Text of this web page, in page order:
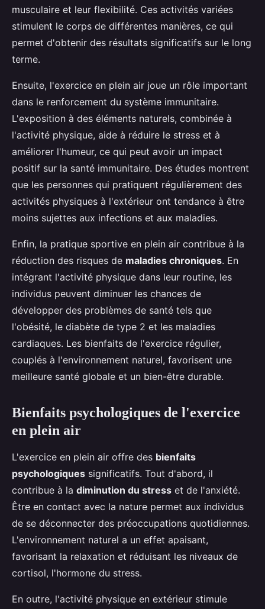
musculaire et leur flexibilité. Ces activités variées
stimulent le corps de différentes manières, ce qui
permet d'obtenir des résultats significatifs sur le long
terme.
Ensuite, l'exercice en plein air joue un rôle important
dans le renforcement du système immunitaire.
L'exposition à des éléments naturels, combinée à
l'activité physique, aide à réduire le stress et à
améliorer l'humeur, ce qui peut avoir un impact
positif sur la santé immunitaire. Des études montrent
que les personnes qui pratiquent régulièrement des
activités physiques à l'extérieur ont tendance à être
moins sujettes aux infections et aux maladies.
Enfin, la pratique sportive en plein air contribue à la
réduction des risques de maladies chroniques. En
intégrant l'activité physique dans leur routine, les
individus peuvent diminuer les chances de
développer des problèmes de santé tels que
l'obésité, le diabète de type 2 et les maladies
cardiaques. Les bienfaits de l'exercice régulier,
couplés à l'environnement naturel, favorisent une
meilleure santé globale et un bien-être durable.
Bienfaits psychologiques de l'exercice
en plein air
L'exercice en plein air offre des bienfaits
psychologiques significatifs. Tout d'abord, il
contribue à la diminution du stress et de l'anxiété.
Être en contact avec la nature permet aux individus
de se déconnecter des préoccupations quotidiennes.
L'environnement naturel a un effet apaisant,
favorisant la relaxation et réduisant les niveaux de
cortisol, l'hormone du stress.
En outre, l'activité physique en extérieur stimule